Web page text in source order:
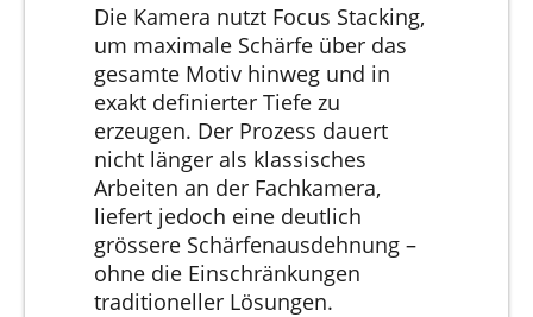
Die Kamera nutzt Focus Stacking,
um maximale Schärfe über das
gesamte Motiv hinweg und in
exakt definierter Tiefe zu
erzeugen. Der Prozess dauert
nicht länger als klassisches
Arbeiten an der Fachkamera,
liefert jedoch eine deutlich
grössere Schärfenausdehnung –
ohne die Einschränkungen
traditioneller Lösungen.